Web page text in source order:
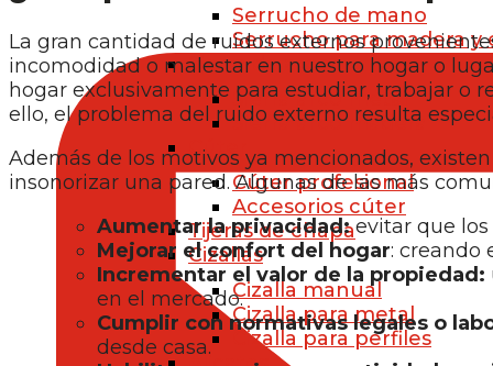
Serrucho de mano
Serrucho para madera y
Sierra de arco
Sierra arco metal
Sierra arco madera
Cúter
Cúter profesional
Accesorios cúter
Tijeras de chapa
Cizallas
Cizalla manual
Cizalla para metal
Cizalla para perfiles
La gran cantidad de ruidos externos
incomodidad o malestar en nuestro hogar o
hogar exclusivamente para estudiar, trabajar o
ello, el problema del ruido externo resulta
Además de los motivos ya mencionados,
insonorizar una pared. Algunas de las más
Aumentar la privacidad:evitar que los
Mejorar el confort del hogar: creando
Incrementar el valor de la propiedad:
en el mercado.
Cumplir con normativas legales o
desde casa.